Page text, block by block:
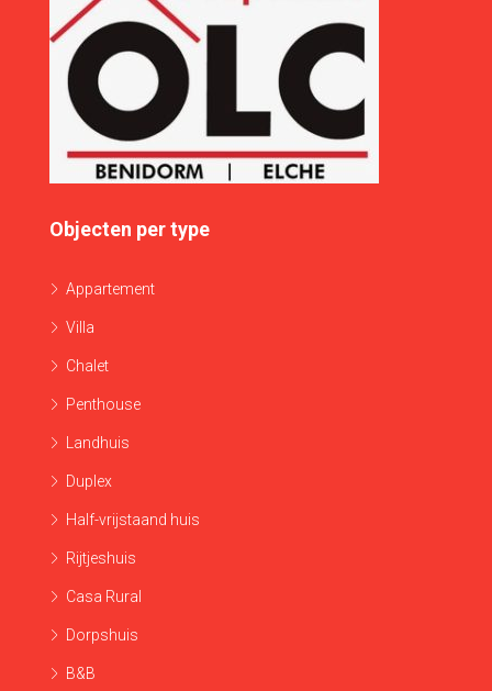
Objecten per type
Appartement
Villa
Chalet
Penthouse
Landhuis
Duplex
Half-vrijstaand huis
Rijtjeshuis
Casa Rural
Dorpshuis
B&B